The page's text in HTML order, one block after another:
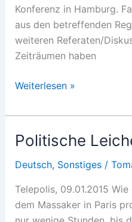
Konferenz in Hamburg.
aus den betreffenden
weiteren Referaten/
Zeiträumen haben
Vorträge
Weiterlesen »
Politische
Deutsch, Sonstiges/
Telepolis, 09.01.2015
dem Massaker in Paris